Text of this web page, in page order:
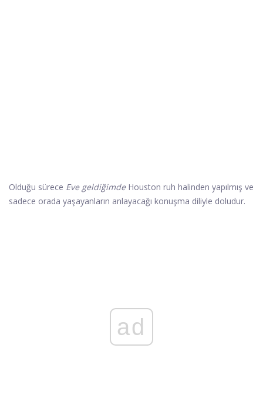
Olduğu sürece Eve geldiğimdeHouston ruh halinden yapılmış ve
sadece orada yaşayanların anlayacağı konuşma diliyle doludur.
ad